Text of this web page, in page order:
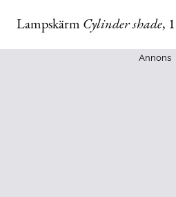
Lampskärm Cylindershade,
Annons